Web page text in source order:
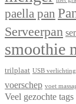
paella pan
Serveerpan
smoothie
trilplaat USB verlichting
voerschep voet
Veel gezochte tags